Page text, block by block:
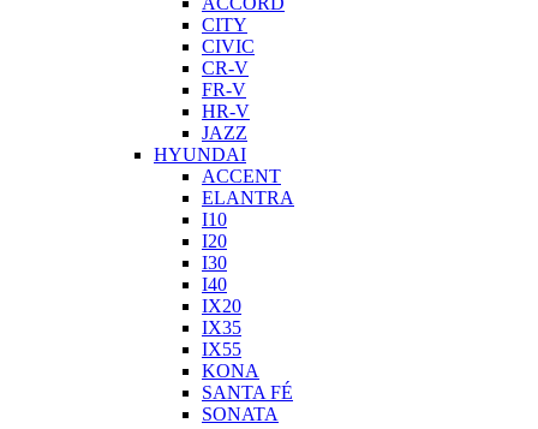
CITY
CIVIC
CR-V
FR-V
HR-V
JAZZ
HYUNDAI
ACCENT
ELANTRA
I10
I20
I30
I40
IX20
IX35
IX55
KONA
SANTA FÉ
SONATA